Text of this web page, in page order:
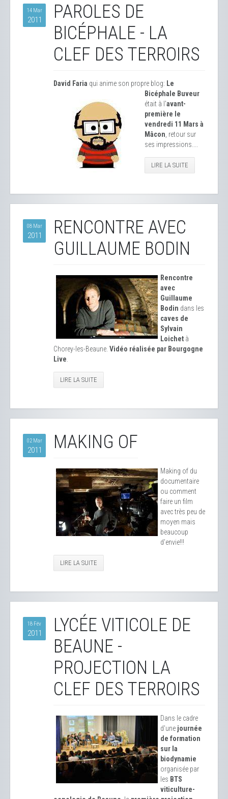
14 Mar
2011
PAROLES DE
BICÉPHALE - LA
CLEF DES TERROIRS
David Faria qui anime son propre blog: Le
Bicéphale Buveur
était à l'avant-
première le
vendredi 11 Mars à
Mâcon , retour sur
ses impressions....
LIRE LA SUITE
08 Mar
2011
RENCONTRE AVEC
GUILLAUME BODIN
Rencontre
avec
Guillaume
Bodin dans les
caves de
Sylvain
Loichet à
Chorey-les-Beaune. Vidéo réalisée par Bourgogne
Live
LIRE LA SUITE
02 Mar
2011 MAKING OF
Making of du
documentaire
ou comment
faire un film
avec très peu de
moyen mais
beaucoup
d'envie!!!
LIRE LA SUITE
18 Fév
2011
LYCÉE VITICOLE DE
BEAUNE -
PROJECTION LA
CLEF DES TERROIRS
Dans le cadre
d'une journée
de formation
sur la
biodynamie
organisée par
les BTS
viticulture-